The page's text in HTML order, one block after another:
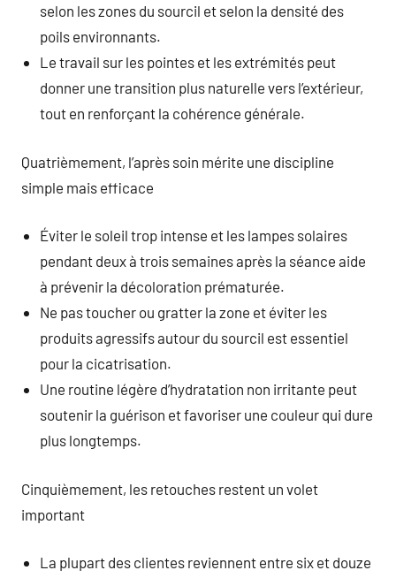
selon les zones du sourcil et selon la densité des
poils environnants.
Le travail sur les pointes et les extrémités peut
donner une transition plus naturelle vers l’extérieur,
tout en renforçant la cohérence générale.
Quatrièmement, l’après soin mérite une discipline
simple mais efficace
Éviter le soleil trop intense et les lampes solaires
pendant deux à trois semaines après la séance aide
à prévenir la décoloration prématurée.
Ne pas toucher ou gratter la zone et éviter les
produits agressifs autour du sourcil est essentiel
pour la cicatrisation.
Une routine légère d’hydratation non irritante peut
soutenir la guérison et favoriser une couleur qui dure
plus longtemps.
Cinquièmement, les retouches restent un volet
important
La plupart des clientes reviennent entre six et douze